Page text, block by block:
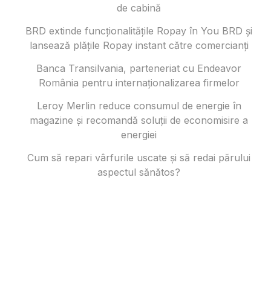
de cabină
BRD extinde funcționalitățile Ropay în You BRD și
lansează plățile Ropay instant către comercianți
Banca Transilvania, parteneriat cu Endeavor
România pentru internaționalizarea firmelor
Leroy Merlin reduce consumul de energie în
magazine și recomandă soluții de economisire a
energiei
Cum să repari vârfurile uscate și să redai părului
aspectul sănătos?